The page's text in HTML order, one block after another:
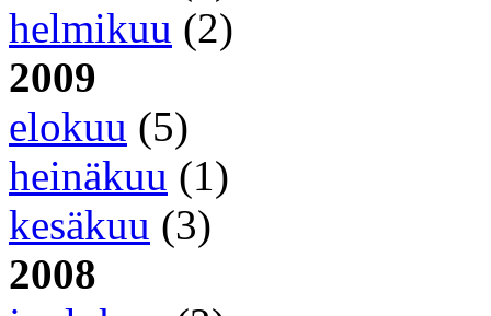
helmikuu (2)
2009
elokuu (5)
heinäkuu (1)
kesäkuu (3)
2008